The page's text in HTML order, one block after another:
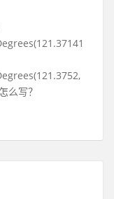
么写？